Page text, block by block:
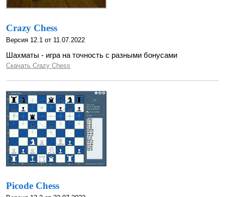
Crazy Chess
Версия 12.1 от 11.07.2022
Шахматы - игра на точность с разными бонусами
Скачать Crazy Chess
Picode Chess